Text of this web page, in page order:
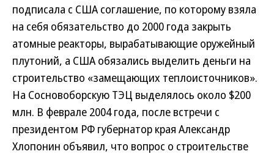
подписала с США соглашение, по которому взяла
на себя обязательство до 2000 года закрыть
атомные реакторы, вырабатывающие оружейный
плутоний, а США обязались выделить деньги на
строительство «замещающих теплоисточников».
На Сосновоборскую ТЭЦ выделялось около $200
млн. В феврале 2004 года, после встречи с
президентом РФ губернатор края Александр
Хлопонин объявил, что вопрос о строительстве